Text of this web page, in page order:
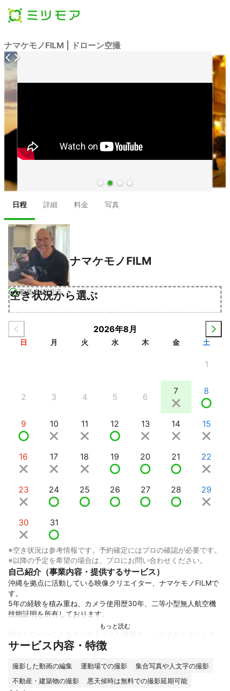
ナマケモノFILM | ドローン空撮
● ● ● ●
日程 詳細 料金 写真
事業者確認済
ナマケモノFILM
空き状況から選ぶ
2026年8月
日 月 火 水 木 金 土
1
2 3 4 5 6
7 8
9 10 11 12 13 14 15
16 17 18 19 20 21 22
23 24 25 26 27 28 29
30 31
※空き状況は参考情報です。予約確定にはプロの確認が必要です。
※以降の予定を希望の場合は、プロにお問い合わせください。
自己紹介（事業内容・提供するサービス）
沖縄を拠点に活動している映像クリエイター、ナマケモノFILMで
す。
5年の経験を積み重ね、カメラ使用歴30年、二等小型無人航空機
技能証明を所有しております。
地上撮影を組み合わせた「ストーリー性のある映像制作」が強み
すカット構成を意識して撮影しています。
沖縄の自然・街並み・店舗・人物を熟知しているため、観光PR、
サービス内容・特徴
撮影した動画の編集 運動場での撮影
集合写真や人文字の撮影
不動産・建築物の撮影
悪天候時は無料での撮影延期可能